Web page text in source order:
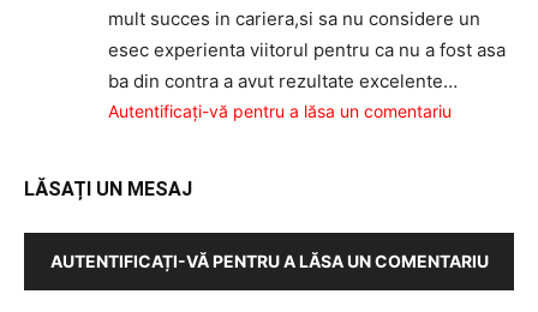
mult succes in cariera,si sa nu considere un
esec experienta viitorul pentru ca nu a fost asa
ba din contra a avut rezultate excelente…
Autentificați-vă pentru a lăsa un comentariu
LĂSAȚI UN MESAJ
AUTENTIFICAȚI-VĂ PENTRU A LĂSA UN COMENTARIU